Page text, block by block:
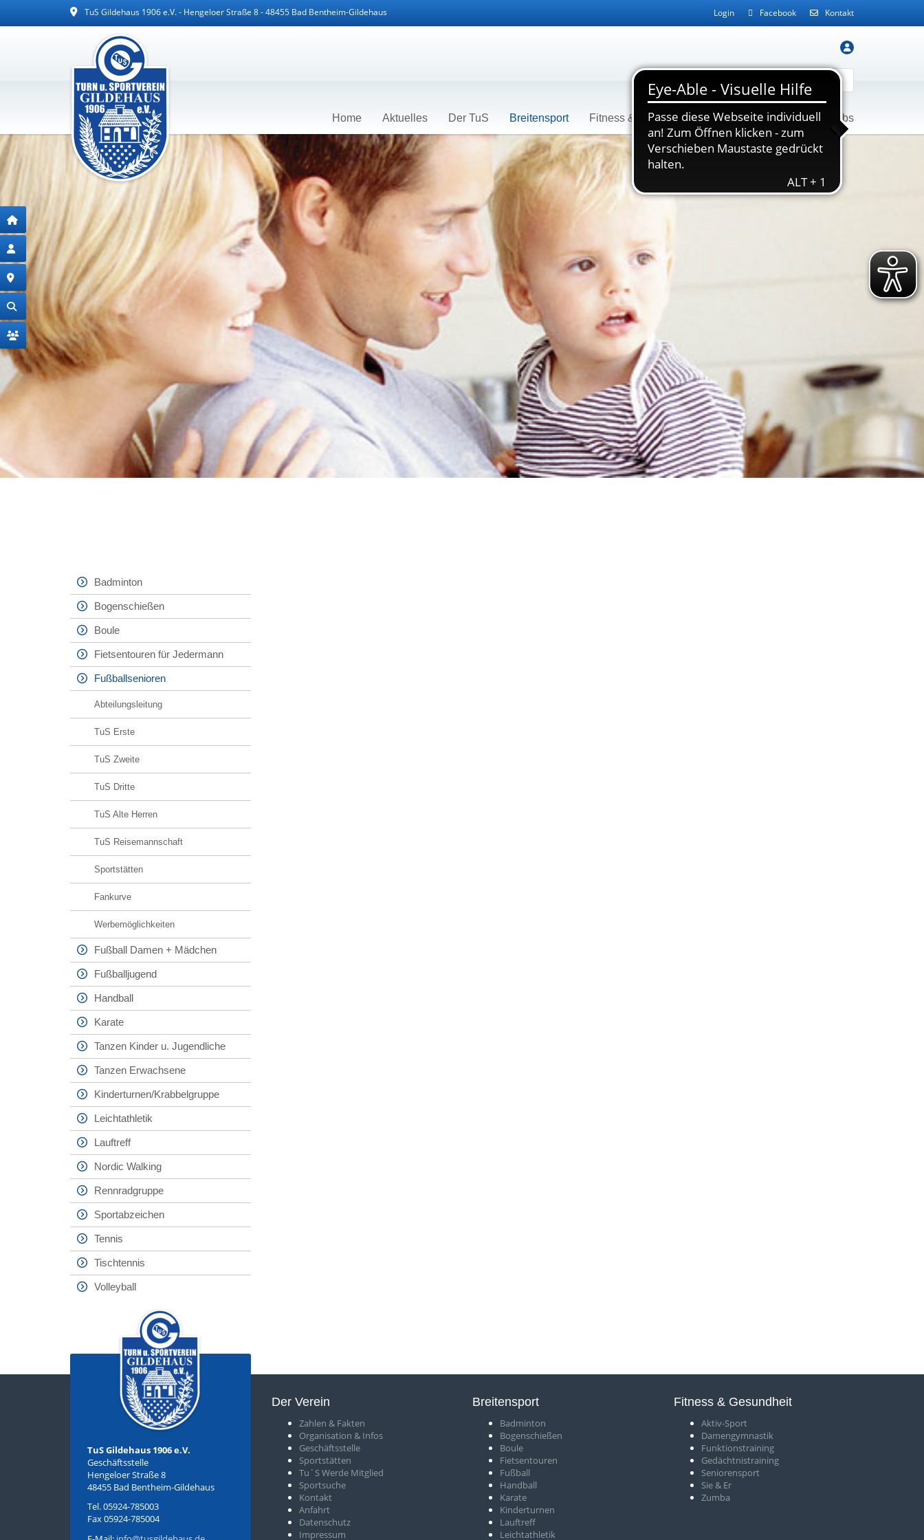
TuS Gildehaus 1906 e.V. - Hengeloer Straße 8 - 48455 Bad Bentheim-Gildehaus Login Facebook Kontakt
Home Aktuelles Der TuS Breitensport Fitness & Gesundheit Service Kontakt Jobs
Badminton
Bogenschießen
Boule
Fietsentouren für Jedermann
Fußballsenioren
Abteilungsleitung
TuS Erste
TuS Zweite
TuS Dritte
TuS Alte Herren
TuS Reisemannschaft
Sportstätten
Fankurve
Werbemöglichkeiten
Fußball Damen + Mädchen
Fußballjugend
Handball
Karate
Tanzen Kinder u. Jugendliche
Tanzen Erwachsene
Kinderturnen/Krabbelgruppe
Leichtathletik
Lauftreff
Nordic Walking
Rennradgruppe
Sportabzeichen
Tennis
Tischtennis
Volleyball
TuS Gildehaus 1906 e.V.
Geschäftsstelle
Hengeloer Straße 8
48455 Bad Bentheim-Gildehaus
Tel. 05924-785003
Fax 05924-785004
Der Verein
Zahlen & Fakten
Organisation & Infos
Geschäftsstelle
Sportstätten
Tu´S Werde Mitglied
Sportsuche
Kontakt
Anfahrt
Datenschutz
Impressum
Breitensport
Badminton
Bogenschießen
Boule
Fietsentouren
Fußball
Handball
Karate
Kinderturnen
Lauftreff
Leichtathletik
Fitness & Gesundheit
Aktiv-Sport
Damengymnastik
Funktionstraining
Gedächtnistraining
Seniorensport
Sie & Er
Zumba